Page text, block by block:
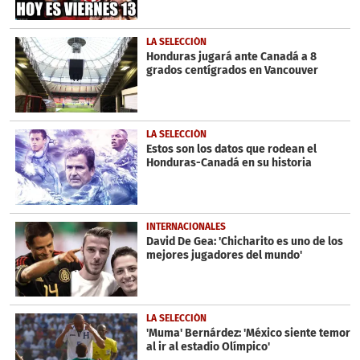
LA SELECCIÓN
Honduras jugará ante Canadá a 8
grados centígrados en Vancouver
LA SELECCIÓN
Estos son los datos que rodean el
Honduras-Canadá en su historia
INTERNACIONALES
David De Gea: 'Chicharito es uno de los
mejores jugadores del mundo'
LA SELECCIÓN
'Muma' Bernárdez: 'México siente temor
al ir al estadio Olímpico'